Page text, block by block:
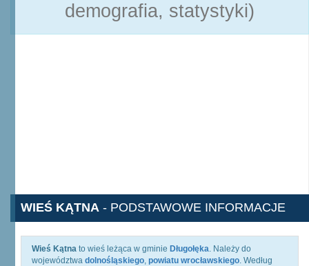
demografia, statystyki)
WIEŚ KĄTNA - PODSTAWOWE INFORMACJE
Wieś Kątna to wieś leżąca w gminie Długołęka. Należy do
województwa dolnośląskiego, powiatu wrocławskiego. Według